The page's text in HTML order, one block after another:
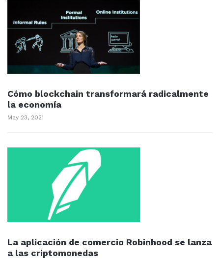
Cómo blockchain transformará radicalmente
la economía
May 23, 2021
La aplicación de comercio Robinhood se lanza
a las criptomonedas